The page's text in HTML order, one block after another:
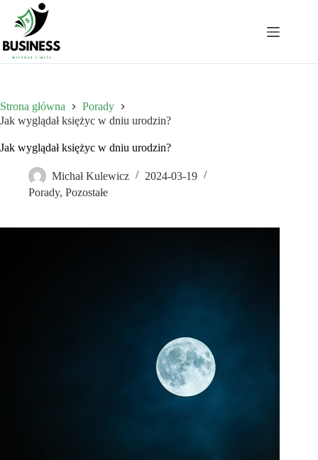
Przejdź
treści
Strona główna
Porady
Jak wyglądał księżyc w dniu urodzin?
Jak wyglądał księżyc w dniu urodzin?
Michał Kulewicz
2024-03-19
Porady, Pozostałe